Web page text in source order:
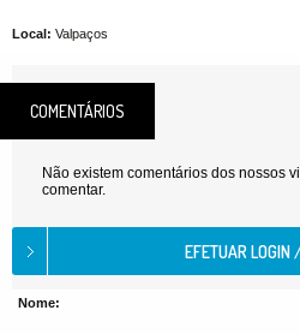
Local: Valpaços
COMENTÁRIOS
Não existem comentários dos nossos
comentar.
Nome: